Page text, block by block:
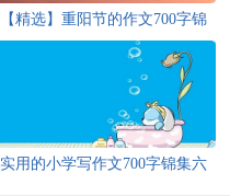
【精选】重阳节的作文700字锦
实用的小学写作文700字锦集六